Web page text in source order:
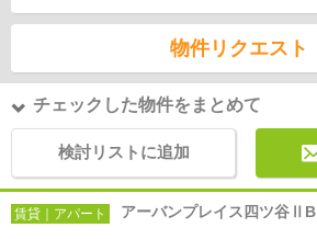
物件リクエスト
チェックした物件をまとめて
検討リストに追加
賃貸｜アパート アーバンプレイス四ツ谷ⅡB